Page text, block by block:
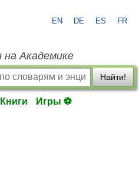
EN DE ES FR
на Академике
Найти!
Книги Игры ⚽